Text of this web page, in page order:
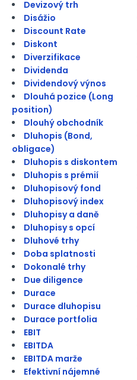
Devizový trh
Disážio
Discount Rate
Diskont
Diverzifikace
Dividenda
Dividendový výnos
Dlouhá pozice (Long
position)
Dlouhý obchodník
Dluhopis (Bond,
obligace)
Dluhopis s diskontem
Dluhopis s prémií
Dluhopisový fond
Dluhopisový index
Dluhopisy a daně
Dluhopisy s opcí
Dluhové trhy
Doba splatnosti
Dokonalé trhy
Due diligence
Durace
Durace dluhopisu
Durace portfolia
EBIT
EBITDA
EBITDA marže
Efektivní nájemné